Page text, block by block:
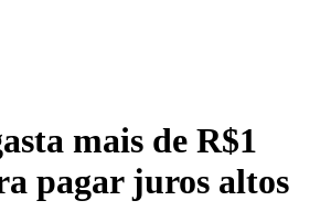
mais de R$1
pagar juros altos